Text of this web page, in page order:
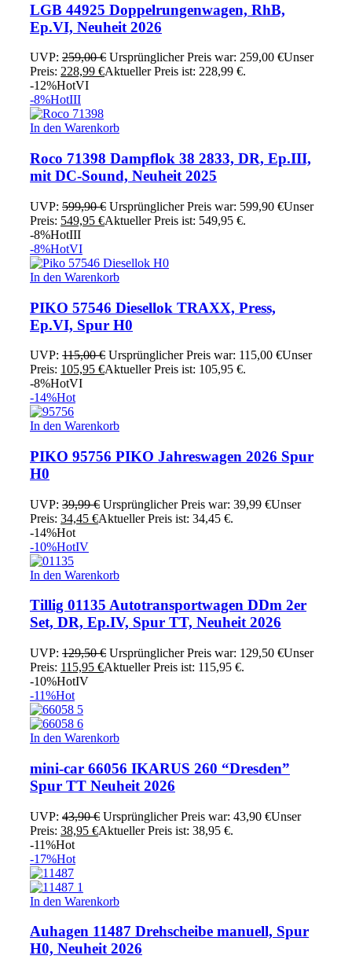
LGB 44925 Doppelrungenwagen, RhB,
Ep.VI, Neuheit 2026
UVP: 259,00€ Ursprünglicher Preis war: 259,00 €Unser
Preis: 228,99 €Aktueller Preis ist: 228,99 €.
-12%HotVI
-8%HotIII
In den Warenkorb
Roco 71398 Dampflok 38 2833, DR, Ep.III,
mit DC-Sound, Neuheit 2025
UVP: 599,90€ Ursprünglicher Preis war: 599,90 €Unser
Preis: 549,95 €Aktueller Preis ist: 549,95 €.
-8%HotIII
-8%HotVI
In den Warenkorb
PIKO 57546 Diesellok TRAXX, Press,
Ep.VI, Spur H0
UVP: 115,00€ Ursprünglicher Preis war: 115,00 €Unser
Preis: 105,95 €Aktueller Preis ist: 105,95 €.
-8%HotVI
-14%Hot
In den Warenkorb
PIKO 95756 PIKO Jahreswagen 2026 Spur
H0
UVP: 39,99€ Ursprünglicher Preis war: 39,99 €Unser
Preis: 34,45 €Aktueller Preis ist: 34,45 €.
-14%Hot
-10%HotIV
In den Warenkorb
Tillig 01135 Autotransportwagen DDm 2er
Set, DR, Ep.IV, Spur TT, Neuheit 2026
UVP: 129,50€ Ursprünglicher Preis war: 129,50 €Unser
Preis: 115,95 €Aktueller Preis ist: 115,95 €.
-10%HotIV
-11%Hot
In den Warenkorb
mini-car 66056 IKARUS 260 “Dresden”
Spur TT Neuheit 2026
UVP: 43,90€ Ursprünglicher Preis war: 43,90 €Unser
Preis: 38,95 €Aktueller Preis ist: 38,95 €.
-11%Hot
-17%Hot
In den Warenkorb
Auhagen 11487 Drehscheibe manuell, Spur
H0, Neuheit 2026